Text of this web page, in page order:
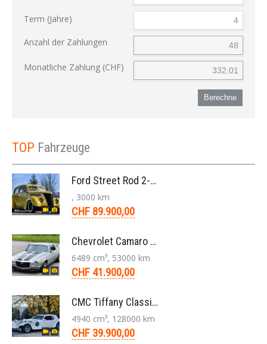
Term (Jahre)
Anzahl der Zahlungen
Monatliche Zahlung (CHF)
Berechne
TOP Fahrzeuge
Ford Street Rod 2-Door V8 Aut. 1937
, 3000 km
CHF 89.900,00
Chevrolet Camaro SS 396 LS3 Coupe Aut. 1971
6489 cm³, 53000 km
CHF 41.900,00
CMC Tiffany Classic Coupé Neoklassiker 5.0 V8 1991
4940 cm³, 128000 km
CHF 39.900,00